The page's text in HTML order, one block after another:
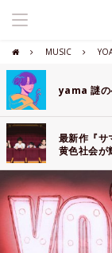
MUSIC
yama 謎の
最新作『サ
黄色社会が